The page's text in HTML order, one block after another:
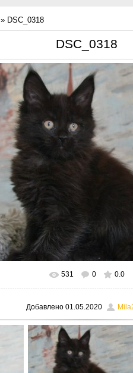
» DSC_0318
DSC_0318
В реальном размере 795x530
531 0 0.0
Добавлено01.05.2020